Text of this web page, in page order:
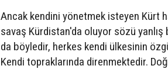
Ancak kendini yönetmek isteyen Kürt
savaş Kürdistan'da oluyor sözü
da böyledir, herkes kendi ülkesinin
Kendi topraklarında direnmektedir.